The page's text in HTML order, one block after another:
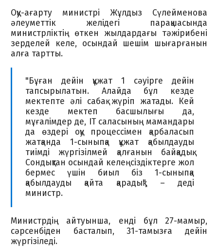
Оқу-ағарту министрі Жұлдыз Сүлейменова
әлеуметтік желідегі парақшасында
министрліктің өткен жылдардағы тәжірибені
зерделей келе, осындай шешім шығарғанын
алға тартты.
"Бұған дейін құжат 1 сәуірге дейін
тапсырылатын. Алайда бұл кезде
мектепте әлі сабақ жүріп жатады. Кей
кезде мектеп басшылығы да,
мұғалімдер де, IT саласының мамандары
да өздері оқу процессімен қарбаласып
жатқанда 1-сыныпқа құжат қабылдауды
тиімді жүргізілмей қалғанын байқадық.
Сондықтан осындай келеңсіздіктерге жол
бермес үшін биыл біз 1-сыныпқа
қабылдауды қайта қарадық", – деді
министр.
Министрдің айтуынша, енді бұл
27-мамыр,
сәрсенбіден басталып, 31-тамызға дейін
жүргізіледі.